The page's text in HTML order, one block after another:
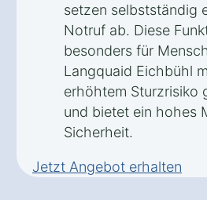
setzen selbstständig
Notruf ab. Diese
besonders für
Langquaid Eichbühl
erhöhtem Sturzrisiko
und bietet ein hohes
Sicherheit.
Jetzt Angebot erhalten